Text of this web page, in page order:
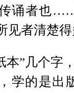
诵者也
见者清楚得
本”几个字
学的是出